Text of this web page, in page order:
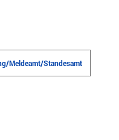
Meldeamt/Standesamt